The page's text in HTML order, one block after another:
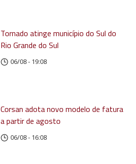
Tornado atinge município do Sul do
Rio Grande do Sul
06/08 - 19:08
Corsan adota novo modelo de fatura
a partir de agosto
06/08 - 16:08